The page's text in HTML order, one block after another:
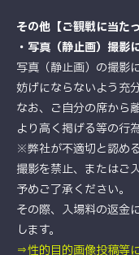
その他【ご観戦に当た
・写真（静止画）撮影
写真（静止画）の撮影
妨げにならないよう充
なお、ご自分の席から
より高く掲げる等の行
※弊社が不適切と認め
撮影を禁止、またはご
予めご了承ください。
その際、入場料の返金
します。
⇒性的目的画像投稿等